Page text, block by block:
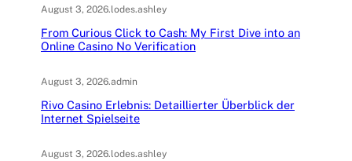
August 3, 2026.lodes.ashley
From Curious Click to Cash: My First Dive into an
Online Casino No Verification
August 3, 2026.admin
Rivo Casino Erlebnis: Detaillierter Überblick der
Internet Spielseite
August 3, 2026.lodes.ashley